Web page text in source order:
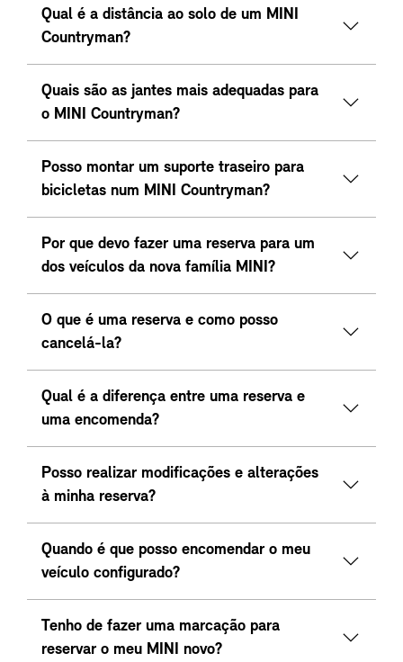
Qual é a distância ao solo de um MINI
Countryman?
Quais são as jantes mais adequadas para
o MINI Countryman?
Posso montar um suporte traseiro para
bicicletas num MINI Countryman?
Por que devo fazer uma reserva para um
dos veículos da nova família MINI?
O que é uma reserva e como posso
cancelá-la?
Qual é a diferença entre uma reserva e
uma encomenda?
Posso realizar modificações e alterações
à minha reserva?
Quando é que posso encomendar o meu
veículo configurado?
Tenho de fazer uma marcação para
reservar o meu MINI novo?